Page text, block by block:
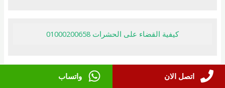
كيفية القضاء على الحشرات 01000200658
اتصل الان واتساب